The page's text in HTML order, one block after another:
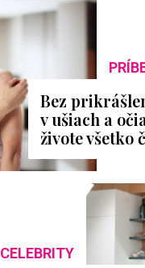
Bez
v ušiach a
živote všetko
CELEBRITY